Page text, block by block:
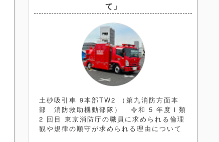
て」
土砂吸引車 9本部TW2 （第九消防方面本
部 消防救助機動部隊） 令和 5 年度Ⅰ類
2 回目 東京消防庁の職員に求められる倫理
観や規律の順守が求められる理由について